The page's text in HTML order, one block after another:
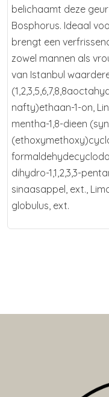
belichaamt deze
Bosphorus. Ideaal
brengt een
zowel mannen als
van Istanbul
nafty)ethaan-1-on,
mentha-1,8-dieen
dihydro-1,1,2,3,3-
sinaasappel, ext.,
globulus, ext.